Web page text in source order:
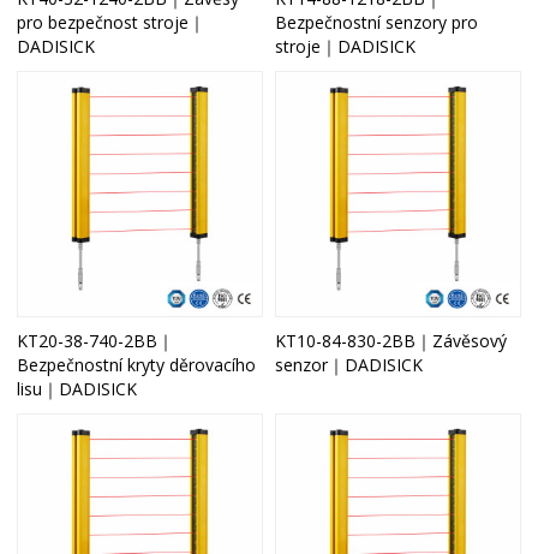
pro bezpečnost stroje｜
DADISICK
Bezpečnostní senzory pro
stroje｜DADISICK
KT20-38-740-2BB｜
Bezpečnostní kryty děrovacího
lisu｜DADISICK
KT10-84-830-2BB｜Závěsový
senzor｜DADISICK